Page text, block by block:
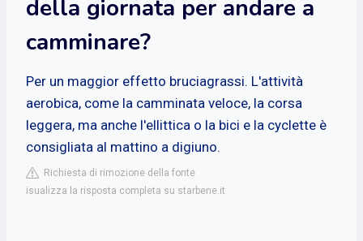
della giornata per andare a
camminare?
Per un maggior effetto bruciagrassi. L'attività
aerobica, come la camminata veloce, la corsa
leggera, ma anche l'ellittica o la bici e la cyclette è
consigliata al mattino a digiuno.
Richiesta di rimozione della fonte
isualizza la risposta completa su starbene.it